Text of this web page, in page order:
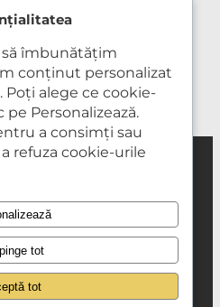
– Creat de GLEEV
îmbunătățim
conținut personalizat
Poți alege ce cookie-
Personalizează.
a consimți sau
refuza cookie-urile
tot
tot